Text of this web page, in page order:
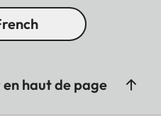
en haut de page